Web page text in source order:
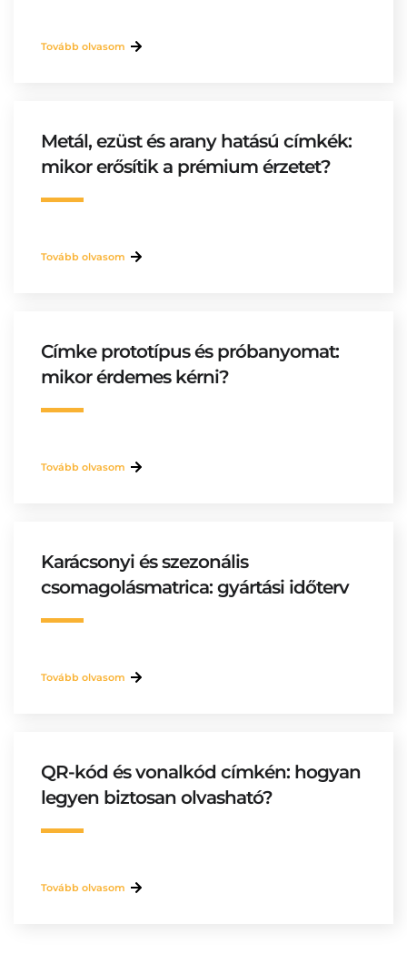
Tovább olvasom
Metál, ezüst és arany hatású címkék:
mikor erősítik a prémium érzetet?
Tovább olvasom
Címke prototípus és próbanyomat:
mikor érdemes kérni?
Tovább olvasom
Karácsonyi és szezonális
csomagolásmatrica: gyártási időterv
Tovább olvasom
QR-kód és vonalkód címkén: hogyan
legyen biztosan olvasható?
Tovább olvasom